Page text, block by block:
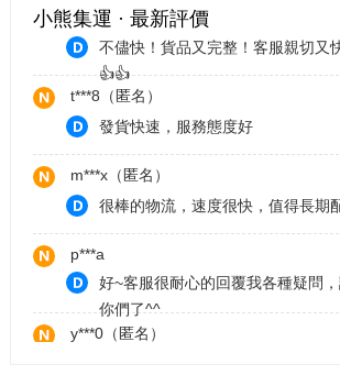
小熊集運 · 最新評價
f***3（匿名）
不儘快！貨品又完整！客服親切又
👍👍
t***8（匿名）
發貨快速，服務態度好
m***x（匿名）
很棒的物流，速度很快，值得長期
p***a
好~客服很耐心的回覆我各種疑問
你們了^^
y***0（匿名）